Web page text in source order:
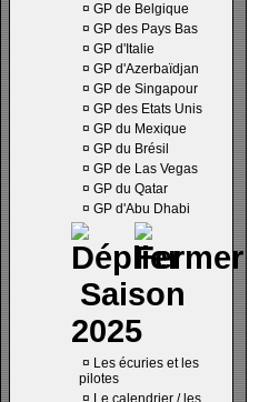
¤ GP de Belgique
¤ GP des Pays Bas
¤ GP d'Italie
¤ GP d'Azerbaïdjan
¤ GP de Singapour
¤ GP des Etats Unis
¤ GP du Mexique
¤ GP du Brésil
¤ GP de Las Vegas
¤ GP du Qatar
¤ GP d'Abu Dhabi
Saison
2025
¤ Les écuries et les
pilotes
¤ Le calendrier / les